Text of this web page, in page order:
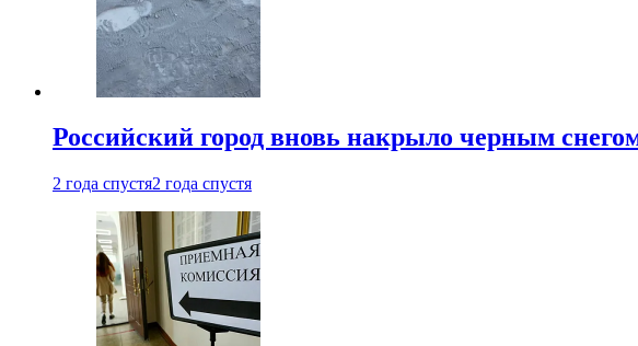
Российский город вновь накрыло черным
2 года спустя2 года спустя